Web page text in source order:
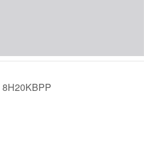
8H20KBPP